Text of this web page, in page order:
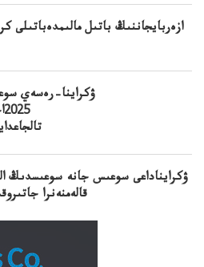
ازەربايجاننىڭ باتىل مالىمدەباتىلى
ۋكرايناداعى سوعىس جانە سوعىسدىڭ
قالەمنەنرا